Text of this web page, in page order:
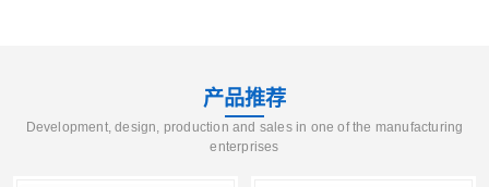
产品推荐
Development, design, production and sales in one of the manufacturing
enterprises